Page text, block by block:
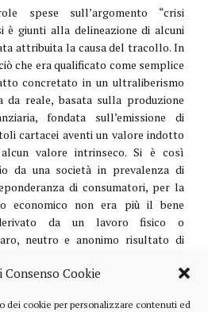
Consenso Cookie
dei cookie per personalizzare contenuti ed
spese sull’argomento “crisi
è giunti alla delineazione di alcuni
attribuita la causa del tracollo. In
che era qualificato come semplice
concretato in un ultraliberismo
da reale, basata sulla produzione
fondata sull’emissione di
cartacei aventi un valore indotto
valore intrinseco. Si è così
da una società in prevalenza di
di consumatori, per la
economico non era più il bene
da un lavoro fisico o
neutro e anonimo risultato di
in una breve paradigmatica